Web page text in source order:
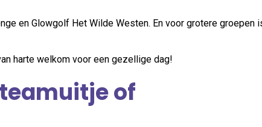
en Glowgolf Het Wilde Westen. En voor grotere groepen
harte welkom voor een gezellige dag!
of